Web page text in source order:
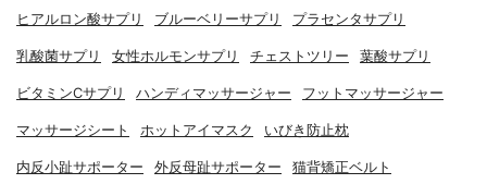
ヒアルロン酸サプリ ブルーベリーサプリ プラセンタサプリ
乳酸菌サプリ 女性ホルモンサプリ チェストツリー 葉酸サプリ
ビタミンCサプリ ハンディマッサージャー フットマッサージャー
マッサージシート ホットアイマスク いびき防止枕
内反小趾サポーター 外反母趾サポーター 猫背矯正ベルト